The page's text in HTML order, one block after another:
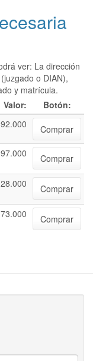
ver: La dirección
o DIAN),
y matrícula.
Valor:
Botón:
Comprar
Comprar
Comprar
Comprar